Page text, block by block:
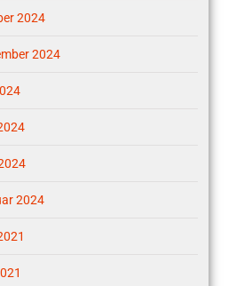
2024
2024
2024